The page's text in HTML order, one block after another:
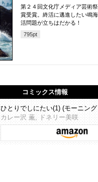
第２４回文化庁メディア芸術
賞受賞。終活に邁進したい鳴
活問題が立ちはだかる！
795pt
コミックス情報
ひとりでしにたい(1) (モーニン
カレー沢 薫, ドネリー美咲